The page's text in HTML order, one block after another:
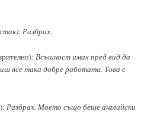
Разбрах.
: Всъщност имах пред вид да
все така добре работата. Това е
: Разбрах. Моето също беше английски